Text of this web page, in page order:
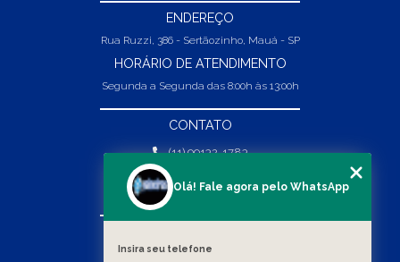
ENDEREÇO
Rua Ruzzi, 386 - Sertãozinho, Mauá - SP
HORÁRIO DE ATENDIMENTO
Segunda a Segunda das 8:00h às 13:00h
CONTATO
(11) 99132-1783
(11) 99132-1783
vendas@abpaineiras.com.br
Olá! Fale agora pelo WhatsApp
Insira seu telefone